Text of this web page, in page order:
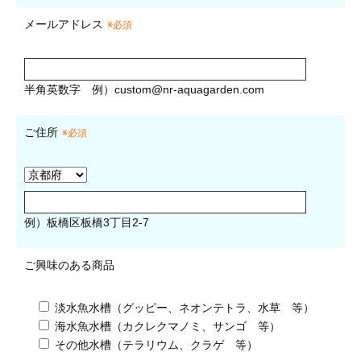
メールアドレス ※必須
半角英数字 例） custom@nr-aquagarden.com
ご住所 ※必須
例）板橋区板橋3丁目2-7
ご興味のある商品
淡水魚水槽（グッピー、ネオンテトラ、水草 等）
海水魚水槽（カクレクマノミ、サンゴ 等）
その他水槽（テラリウム、クラゲ 等）